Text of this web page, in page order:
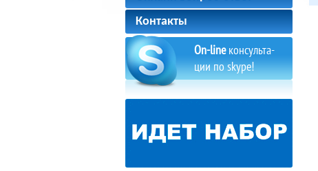
Контакты
On-lineконсульта-
ции по skype!